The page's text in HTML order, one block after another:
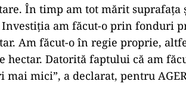
În timp am tot mărit suprafaţa
am făcut-o prin fonduri
Am făcut-o în regie proprie,
hectar. Datorită faptului că am
mici”, a declarat, pentru